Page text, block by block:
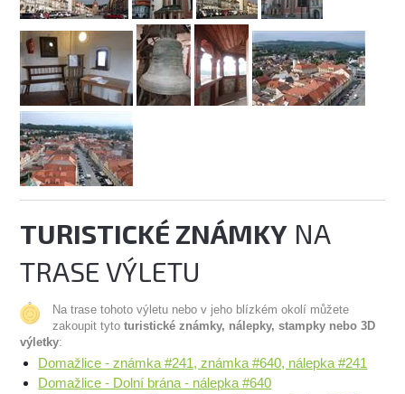
TURISTICKÉ ZNÁMKY NA
TRASE VÝLETU
Na trase tohoto výletu nebo v jeho blízkém okolí můžete
zakoupit tytoturistické známky, nálepky, stampky nebo 3D
výletky:
Domažlice - známka #241, známka #640, nálepka #241
Domažlice - Dolní brána - nálepka #640